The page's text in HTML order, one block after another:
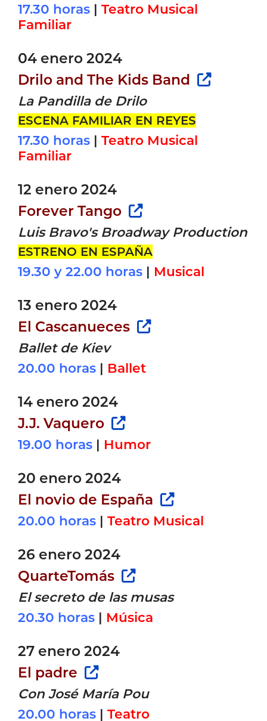
17.30 horas | Teatro Musical
Familiar
04 enero 2024
Drilo and The Kids Band
La Pandilla de Drilo
ESCENA FAMILIAR EN REYES
17.30 horas | Teatro Musical
Familiar
12 enero 2024
Forever Tango
Luis Bravo's Broadway Production
ESTRENO EN ESPAÑA
19.30 y 22.00 horas | Musical
13 enero 2024
El Cascanueces
Ballet de Kiev
20.00 horas | Ballet
14 enero 2024
J.J. Vaquero
19.00 horas | Humor
20 enero 2024
El novio de España
20.00 horas | Teatro Musical
26 enero 2024
QuarteTomás
El secreto de las musas
20.30 horas | Música
27 enero 2024
El padre
Con José María Pou
20.00 horas | Teatro